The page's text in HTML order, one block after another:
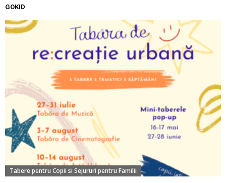
GOKID
Tabere pentru Copii si Sejururi pentru Familii